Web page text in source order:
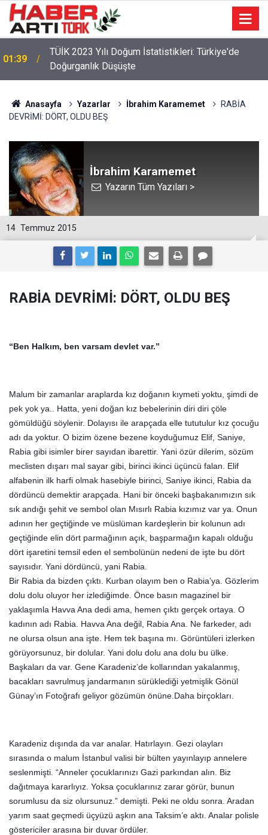
22:47 16 Maddelik Maden Kanunu Teklif Kabul Edildi
Anasayfa Yazarlar İbrahim Karamemet
RABİA
DEVRİMİ: DÖRT, OLDU BEŞ
İbrahim Karamemet
Yazarın Tüm Yazıları >
14 Temmuz 2015
RABİA DEVRİMİ: DÖRT, OLDU BEŞ
“Ben Halkım, ben varsam devlet var.”
Malum bir zamanlar araplarda kız doğanın kıymeti yoktu, şimdi de
pek yok ya.. Hatta, yeni doğan kız bebelerinin diri diri çöle
gömüldüğü söylenir. Dolayısı ile arapçada elle tututulur kız çocuğu
adı da yoktur. O bizim özene bezene koyduğumuz Elif, Saniye,
Rabia gibi isimler birer sayıdan ibarettir. Yani özür dilerim, sözüm
meclisten dışarı mal sayar gibi, birinci ikinci üçüncü falan. Elif
alfabenin ilk harfi olmak hasebiyle birinci, Saniye ikinci, Rabia da
dördüncü demektir arapçada. Hani bir önceki başbakanımızın sık
sık andığı şehit ve sembol olan Mısırlı Rabia kızımız var ya. Onun
adının her geçtiğinde ve müslüman kardeşlerin bir kolunun adı
geçtiğinde elin dört parmağının açık, başparmağın kapalı olduğu
dört işaretini temsil eden el sembolünün nedeni de işte bu dört
sayısıdır. Yani dördüncü, yani Rabia.
Bir Rabia da bizden çıktı. Kurban olayım ben o Rabia’ya. Gözlerim
dolu dolu oluyor her izlediğimde. Önce basın magazinel bir
yaklaşımla Havva Ana dedi ama, hemen çıktı gerçek ortaya. O
kadının adı Rabia. Havva Ana değil, Rabia Ana. Ne farkeder, adı
ne olursa olsun ana işte. Hem tek başına mı. Görüntüleri izlerken
görüyorsunuz, bir dolular. Yani dolu dolu ana dolu bu ülke.
Başkaları da var. Gene Karadeniz’de kollarından yakalanmış,
bacakları savrulmuş jandarmanın sürüklediği yetmişlik Gönül
Günay’ın Fotoğrafı geliyor gözümün önüne.Daha birçokları.
Karadeniz dışında da var analar. Hatırlayın. Gezi olayları
sırasında o malum İstanbul valisi bir bülten yayınlayıp annelere
seslenmişti. “Anneler çocuklarınızı Gazi parkından alın. Biz
dağıtmaya kararlıyız. Yoksa çocuklarınız zarar görür, bunun
sorumlusu da siz olursunuz.” demişti. Peki ne oldu sonra. Aradan
yarım saat geçmedi üçyüzü aşkın ana Taksim’e aktı. Analar polisle
göstericiler arasına bir duvar ördüler.